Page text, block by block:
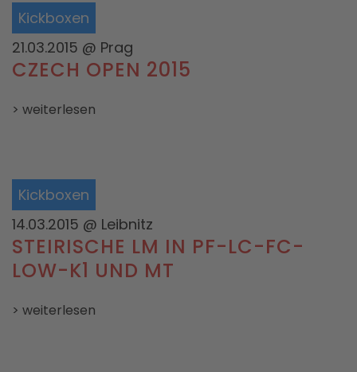
Kickboxen
21.03.2015 @ Prag
CZECH OPEN 2015
> weiterlesen
Kickboxen
14.03.2015 @ Leibnitz
STEIRISCHE LM IN PF-LC-FC-
LOW-K1 UND MT
> weiterlesen